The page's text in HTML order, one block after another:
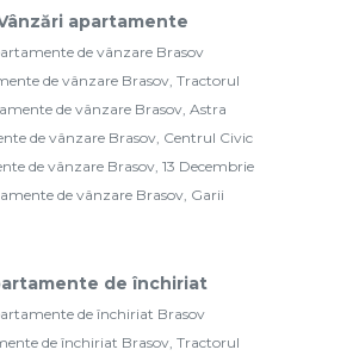
apartamente
de vânzare Brasov
de vânzare Brasov, Tractorul
de vânzare Brasov, Astra
de vânzare Brasov, Centrul Civic
de vânzare Brasov, 13 Decembrie
de vânzare Brasov, Garii
de închiriat
de închiriat Brasov
de închiriat Brasov, Tractorul